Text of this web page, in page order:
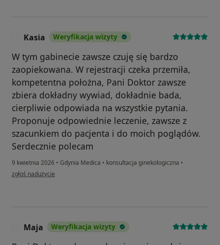
Kasia Weryfikacja wizyty
W tym gabinecie zawsze czuję się bardzo
zaopiekowana. W rejestracji czeka przemiła,
kompetentna położna, Pani Doktor zawsze
zbiera dokładny wywiad, dokładnie bada,
cierpliwie odpowiada na wszystkie pytania.
Proponuje odpowiednie leczenie, zawsze z
szacunkiem do pacjenta i do moich poglądów.
Serdecznie polecam
9 kwietnia 2026 • Gdynia Medica • konsultacja ginekologiczna •
w opinii użytkownika Kasia
zgłoś nadużycie
Maja Weryfikacja wizyty